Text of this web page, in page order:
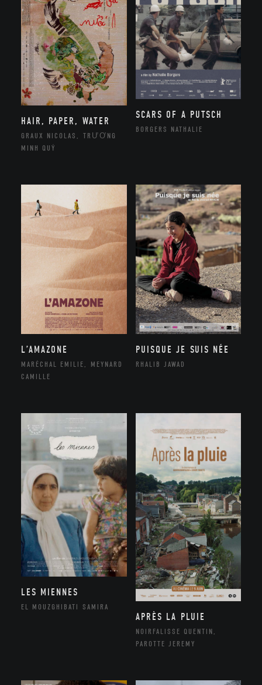
HAIR, PAPER, WATER
GRAUX NICOLAS, TRƯƠNG
MINH QUÝ
SCARS OF A PUTSCH
BORGERS NATHALIE
L’AMAZONE
MARÉCHAL EMILIE, MEYNARD
CAMILLE
PUISQUE JE SUIS NÉE
RHALIB JAWAD
LES MIENNES
EL MOUZGHIBATI SAMIRA
APRÈS LA PLUIE
NOIRFALISSE QUENTIN,
PAROTTE JEREMY